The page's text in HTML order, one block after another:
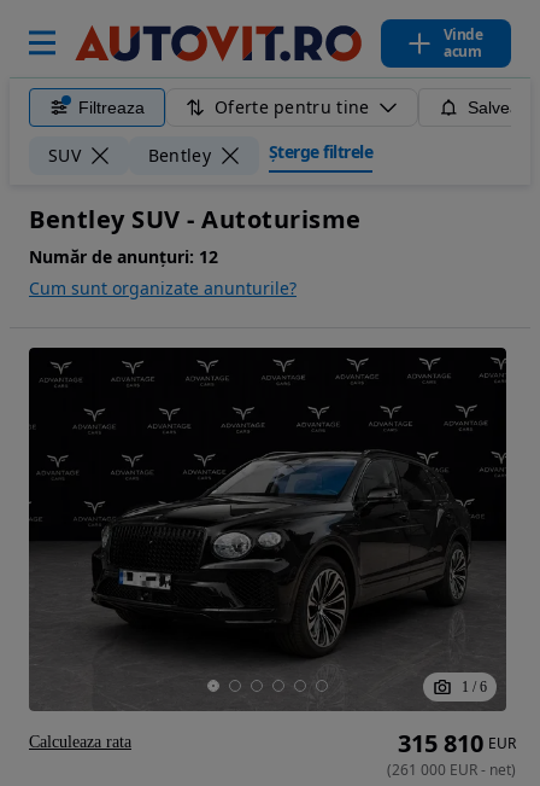
Vinde
acum
Filtreaza Oferte pentru tine
SUV Bentley Șterge filtrele
Bentley SUV - Autoturisme
Număr de anunțuri: 12
Cum sunt organizate anunturile?
1 / 6
315 810 EUR
(261 000 EUR- net)
Calculeaza rata